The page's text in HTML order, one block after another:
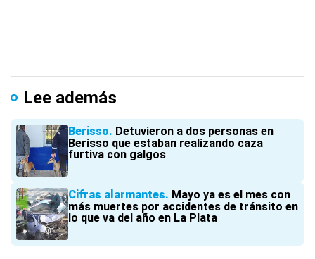
Lee además
Berisso
Detuvieron a dos personas en
Berisso que estaban realizando caza
furtiva con galgos
Cifras alarmantes
Mayo ya es el mes con
más muertes por accidentes de tránsito en
lo que va del año en La Plata